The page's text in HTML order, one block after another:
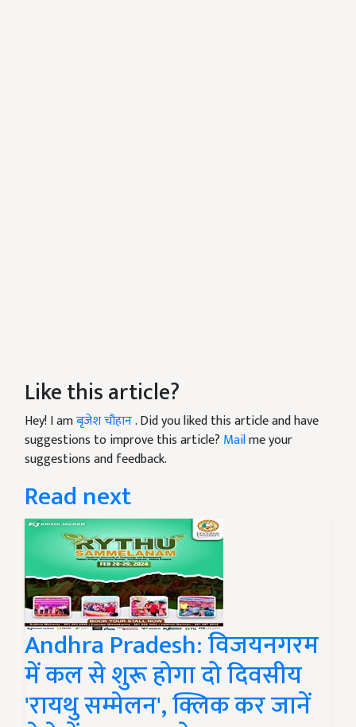
Like this article?
Hey! I amबृजेश चौहान. Did you liked this article and have
suggestions to improve this article? Mailme your
suggestions and feedback.
Read next
Andhra Pradesh: विजयनगरम
में कल से शुरू होगा दो दिवसीय
'रायथु सम्मेलन', क्लिक कर जानें